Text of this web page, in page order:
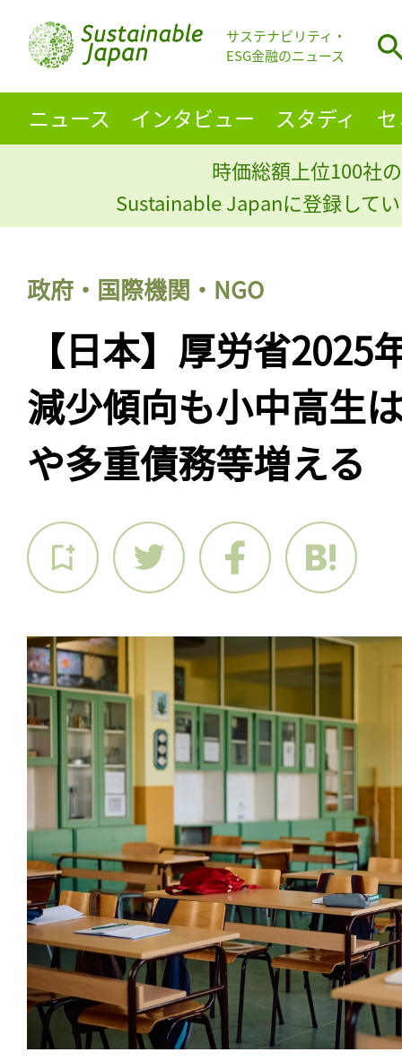
サステナビリティ・
ESG金融のニュース
ニュース インタビュー スタディ
時価総額上位100社
Sustainable Japanに登録して
政府・国際機関・NGO
【日本】厚労省2025
減少傾向も小中高生
や多重債務等増える